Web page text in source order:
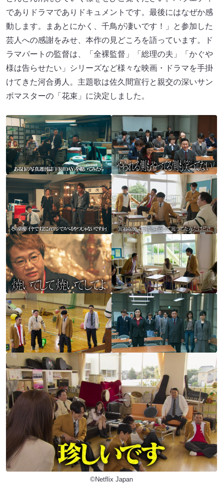
でありドラマでありドキュメントです。最後にはなぜか感
動します。まあとにかく、千鳥が凄いです！」と参加した
芸人への感謝をみせ、本作の見どころを語っています。ド
ラマパートの監督は、「全裸監督」「総理の夫」「かぐや
様は告らせたい」シリーズなど様々な映画・ドラマを手掛
けてきた河合勇人。主題歌は佐久間宣行と親交の深いサン
ボマスターの「花束」に決定しました。
©Netflix Japan